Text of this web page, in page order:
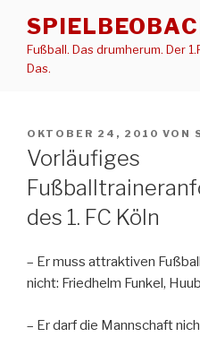
Inhalt
springenFußball. Das drumherum. Der
Das.
VERÖFFENTLICHT
AM
OKTOBER 24, 2010 VON
Vorläufiges
des 1. FC Köln
– Er muss attraktiven
nicht: Friedhelm Funkel,
– Er darf die Mannschaft